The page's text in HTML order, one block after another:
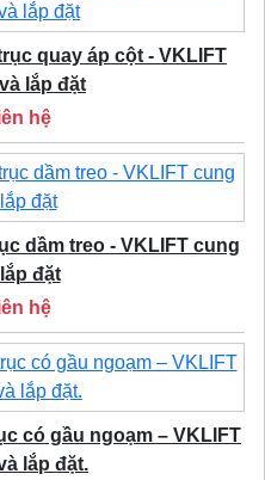
quay áp cột - VKLIFT
lắp đặt
hệ
dầm treo - VKLIFT cung
đặt
hệ
có gầu ngoạm – VKLIFT
lắp đặt.